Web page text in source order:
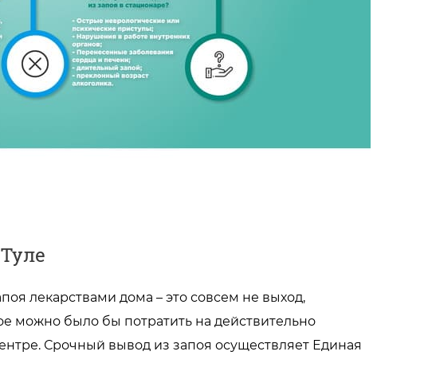
лекарствами дома – это совсем не выход,
можно было бы потратить на действительно
Срочный вывод из запоя осуществляет Единая